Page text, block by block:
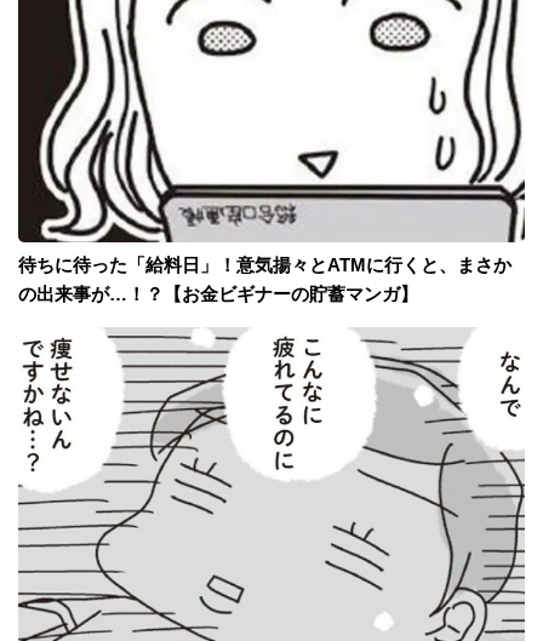
待ちに待った「給料日」！意気揚々とATMに行くと、まさか
の出来事が…！？【お金ビギナーの貯蓄マンガ】